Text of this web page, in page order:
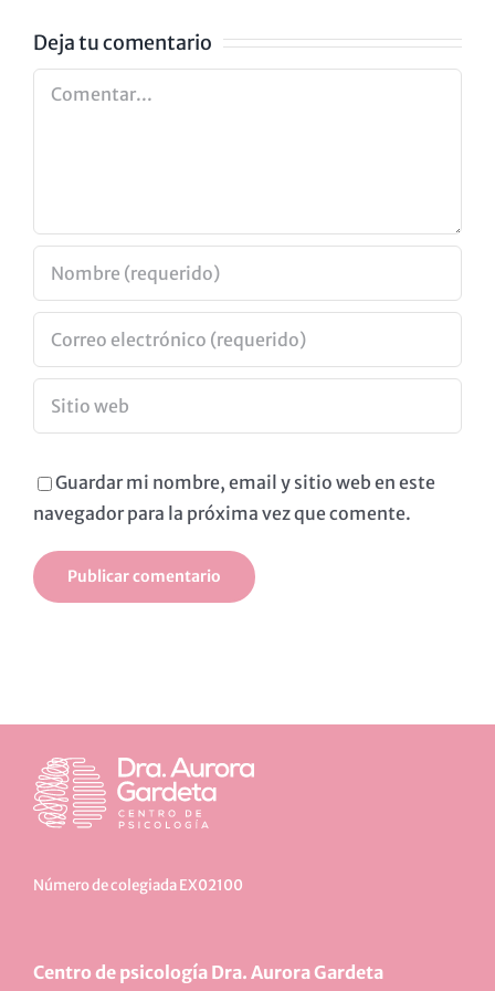
GOYA
Deja tu comentario
Comentar
Guardar mi nombre, email y sitio web en este
navegador para la próxima vez que comente.
Número de colegiada EX02100
Centro de psicología Dra. Aurora Gardeta